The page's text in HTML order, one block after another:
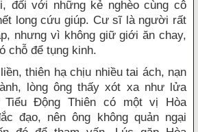
đối với những kẻ nghèo cùng cô
long cứu giúp. Cư sĩ là người rất
nhưng vì không giữ giới ăn chay,
chỗ để tụng kinh.
thiên hạ chịu nhiều tai ách, nạn
lòng ông thấy xót xa như lửa
Động Thiên có một vị Hòa
đạo, nên ông không quản ngại